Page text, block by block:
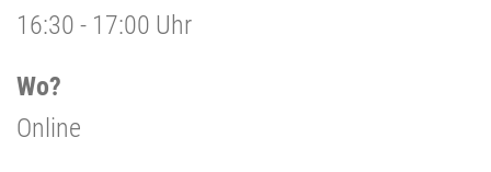
16:30 - 17:00 Uhr
Wo?
Online